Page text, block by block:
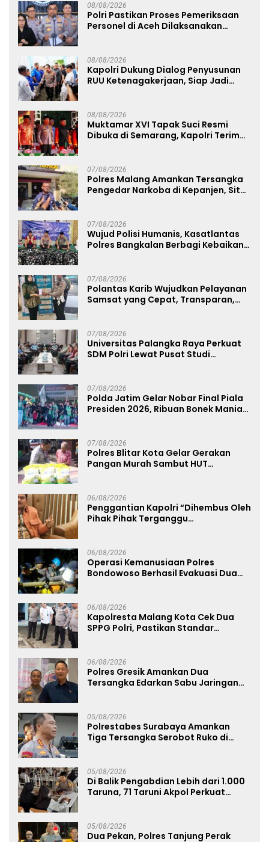
08/08/2026
Polri Pastikan Proses Pemeriksaan
Personel di Aceh Dilaksanakan
08/08/2026
Kapolri Dukung Dialog Penyusunan
RUU Ketenagakerjaan, Siap Jadi
08/08/2026
Muktamar XVI Tapak Suci Resmi
Dibuka di Semarang, Kapolri Terima
07/08/2026
Polres Malang Amankan Tersangka
Pengedar Narkoba di Kepanjen, Sita
07/08/2026
Wujud Polisi Humanis, Kasatlantas
Polres Bangkalan Berbagi Kebaikan
07/08/2026
Polantas Karib Wujudkan Pelayanan
Samsat yang Cepat, Transparan,
07/08/2026
Universitas Palangka Raya Perkuat
SDM Polri Lewat Pusat Studi
07/08/2026
Polda Jatim Gelar Nobar Final Piala
Presiden 2026, Ribuan Bonek Mania
07/08/2026
Polres Blitar Kota Gelar Gerakan
Pangan Murah Sambut HUT
06/08/2026
Penggantian Kapolri “Dihembus Oleh
Pihak Pihak Terganggu
06/08/2026
Operasi Kemanusiaan Polres
Bondowoso Berhasil Evakuasi Dua
06/08/2026
Kapolresta Malang Kota Cek Dua
SPPG Polri, Pastikan Standar
06/08/2026
Polres Gresik Amankan Dua
Tersangka Edarkan Sabu Jaringan
05/08/2026
Polrestabes Surabaya Amankan
Tiga Tersangka Serobot Ruko di
05/08/2026
Di Balik Pengabdian Lebih dari 1.000
Taruna, 71 Taruni Akpol Perkuat
05/08/2026
Dua Pekan, Polres Tanjung Perak